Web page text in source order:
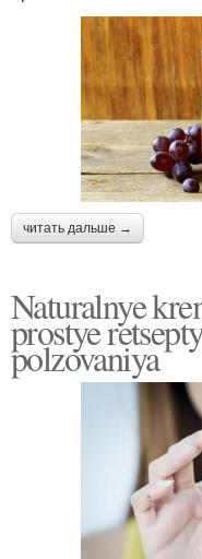
читать дальше →
Naturalnye
prostye
polzovaniya